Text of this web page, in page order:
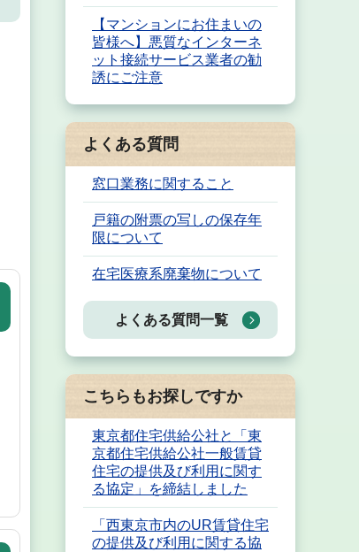
【マンションにお住まいの
皆様へ】悪質なインターネ
ット接続サービス業者の勧
誘にご注意
よくある質問
窓口業務に関すること
戸籍の附票の写しの保存年
限について
在宅医療系廃棄物について
よくある質問一覧
こちらもお探しですか
東京都住宅供給公社と「東
京都住宅供給公社一般賃貸
住宅の提供及び利用に関す
る協定」を締結しました
「西東京市内のUR賃貸住宅
の提供及び利用に関する協